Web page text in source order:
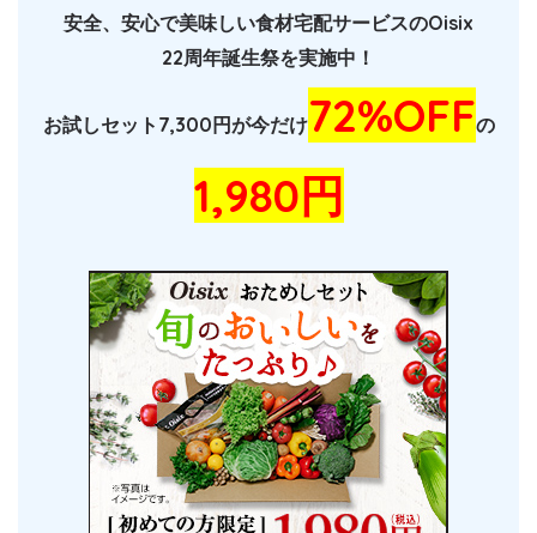
安全、安心で美味しい食材宅配サービスのOisix
22周年誕生祭を実施中！
お試しセット7,300円が今だけ72%OFFの
1,980円